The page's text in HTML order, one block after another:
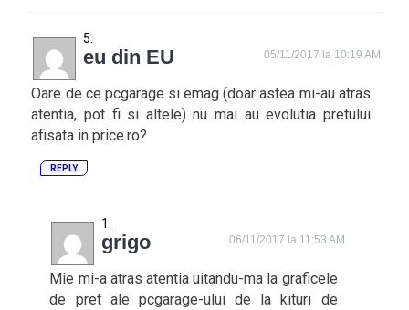
eu din EU 05/11/2017 la 10:19 AM
Oare de ce pcgarage si emag (doar astea mi-au atras
atentia, pot fi si altele) nu mai au evolutia pretului
afisata in price.ro?
REPLY
grigo 06/11/2017 la 11:53 AM
Mie mi-a atras atentia uitandu-ma la graficele
de pret ale pcgarage-ului de la kituri de